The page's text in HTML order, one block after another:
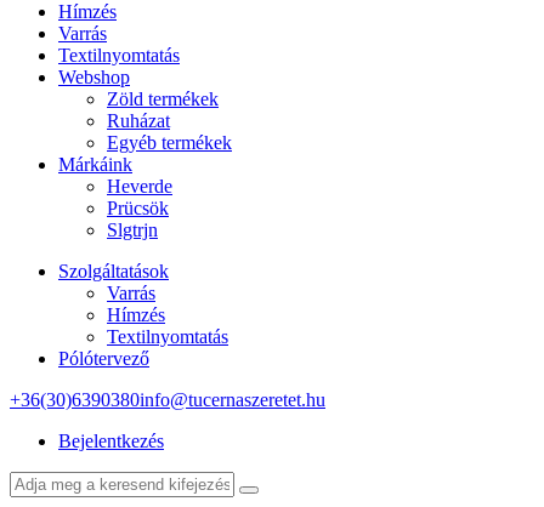
Hímzés
Varrás
Textilnyomtatás
Webshop
Zöld termékek
Ruházat
Egyéb termékek
Márkáink
Heverde
Prücsök
Slgtrjn
Szolgáltatások
Varrás
Hímzés
Textilnyomtatás
Pólótervező
+36(30)6390380info@tucernaszeretet.hu
Bejelentkezés